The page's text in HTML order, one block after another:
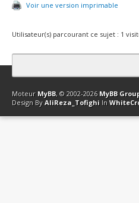
Voir une version imprimable
Utilisateur(s) parcourant ce sujet : 1
Contact Club Affiliation
Moteur MyBB, © 2002-2026 MyBB
Design By AliReza_Tofighi In